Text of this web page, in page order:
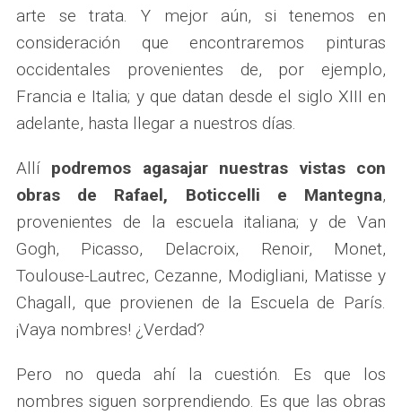
arte se trata. Y mejor aún, si tenemos en
consideración que encontraremos pinturas
occidentales provenientes de, por ejemplo,
Francia e Italia; y que datan desde el siglo XIII en
adelante, hasta llegar a nuestros días.
Allí podremos agasajar nuestras vistas con
obras de Rafael, Boticcelli e Mantegna,
provenientes de la escuela italiana; y de Van
Gogh, Picasso, Delacroix, Renoir, Monet,
Toulouse-Lautrec, Cezanne, Modigliani, Matisse y
Chagall, que provienen de la Escuela de París.
¡Vaya nombres! ¿Verdad?
Pero no queda ahí la cuestión. Es que los
nombres siguen sorprendiendo. Es que las obras